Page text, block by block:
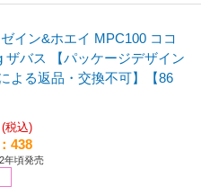
イン&ホエイ MPC100 ココ
ザバス 【パッケージデザイン
よる返品・交換不可】【86
(税込)
438
年頃発売